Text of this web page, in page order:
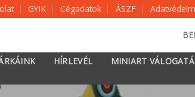
GYIK Cégadatok ÁSZF
HÍRLEVÉL
MINIART